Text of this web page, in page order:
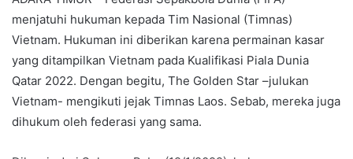
menjatuhi hukuman kepada Tim Nasional (Timnas)
Vietnam. Hukuman ini diberikan karena permainan kasar
yang ditampilkan Vietnam pada Kualifikasi Piala Dunia
Qatar 2022. Dengan begitu, The Golden Star –julukan
Vietnam- mengikuti jejak Timnas Laos. Sebab, mereka juga
dihukum oleh federasi yang sama.